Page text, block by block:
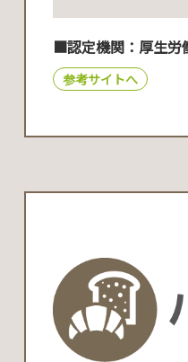
■認定機関：厚生労
参考サイトへ